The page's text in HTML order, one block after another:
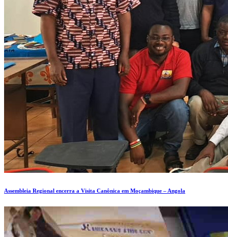
Assembleia Regional encerra a Visita Canônica em Moçambique – Angola